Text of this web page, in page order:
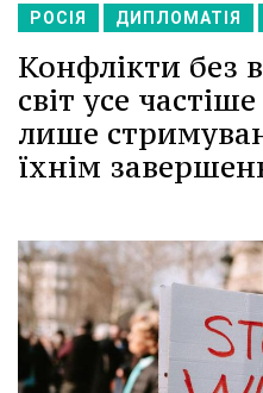
РОСІЯ ДИПЛОМАТІЯ
Конфлікти без
світ усе
лише
їхнім